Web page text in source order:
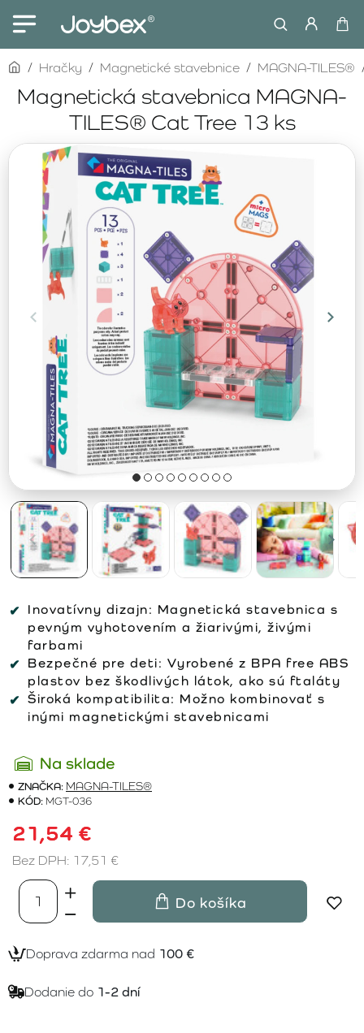
Magnetická stavebnica MAGNA-
TILES® Cat Tree 13 ks
homeHračky Magnetické stavebnice MAGNA-TILES®
Inovatívny dizajn: Magnetická stavebnica s
pevným vyhotovením a žiarivými, živými
farbami
Bezpečné pre deti: Vyrobené z BPA free ABS
plastov bez škodlivých látok, ako sú ftaláty
Široká kompatibilita: Možno kombinovať s
inými magnetickými stavebnicami
Na sklade
ZNAČKA: MAGNA-TILES®
KÓD: MGT-036
21,54 €
Bez DPH: 17,51 €
Do košíka
Doprava zdarma nad 100 €
Dodanie do 1-2 dní